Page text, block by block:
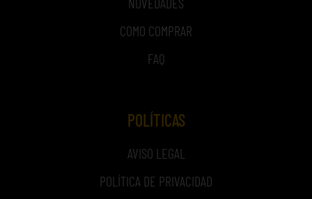
COMO COMPRAR
FAQ
POLÍTICAS
AVISO LEGAL
POLÍTICA DE PRIVACIDAD